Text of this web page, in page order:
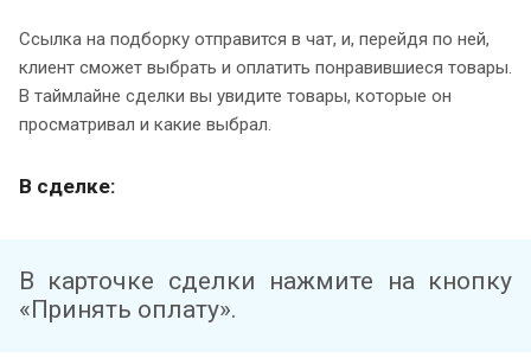
Ссылка на подборку отправится в чат, и, перейдя по ней,
клиент сможет выбрать и оплатить понравившиеся товары.
В таймлайне сделки вы увидите товары, которые он
просматривал и какие выбрал.
В сделке:
В карточке сделки нажмите на кнопку
«Принять оплату».